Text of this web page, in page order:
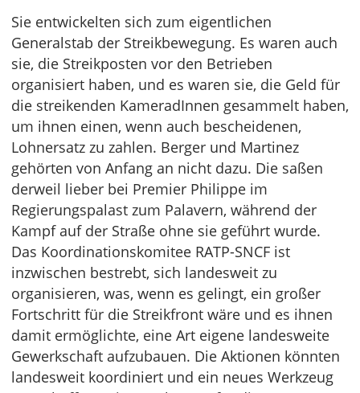
Sie entwickelten sich zum eigentlichen
Generalstab der Streikbewegung. Es waren auch
sie, die Streikposten vor den Betrieben
organisiert haben, und es waren sie, die Geld für
die streikenden KameradInnen gesammelt haben,
um ihnen einen, wenn auch bescheidenen,
Lohnersatz zu zahlen. Berger und Martinez
gehörten von Anfang an nicht dazu. Die saßen
derweil lieber bei Premier Philippe im
Regierungspalast zum Palavern, während der
Kampf auf der Straße ohne sie geführt wurde.
Das Koordinationskomitee RATP-SNCF ist
inzwischen bestrebt, sich landesweit zu
organisieren, was, wenn es gelingt, ein großer
Fortschritt für die Streikfront wäre und es ihnen
damit ermöglichte, eine Art eigene landesweite
Gewerkschaft aufzubauen. Die Aktionen könnten
landesweit koordiniert und ein neues Werkzeug